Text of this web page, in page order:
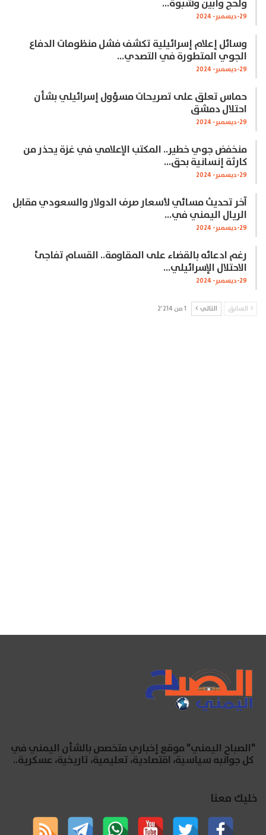
ولحج وأبين وشبوة…
29-ديسمبر- 2024
وسائل إعلام إسرائيلية تكشف فشل منظومات الدفاع
الجوي المتطورة في التصدي…
29-ديسمبر- 2024
حماس تعلق على تصريحات مسؤول إسرائيلي بشأن
احتلال دمشق
29-ديسمبر- 2024
منخفض جوي خطير.. المكتب الإعلامي في غزة يحذر من
كارثة إنسانية بحق…
29-ديسمبر- 2024
آخر تحديث مسائي لأسعار صرف الدولار والسعودي مقابل
الريال اليمني في…
29-ديسمبر- 2024
رغم ادعائه بالقضاء على المقاومة.. القسام تفاجئ
الاحتلال الإسرائيلي…
29-ديسمبر- 2024
السابق التالي 1 من 2٬214
"الصباح اليمني" موقع إخباري متخصص بالشأن اليمني في
كل جوانبه سياسية، اقتصادية، تعليمية، تاريخية، عسكرية..
خليك معنا